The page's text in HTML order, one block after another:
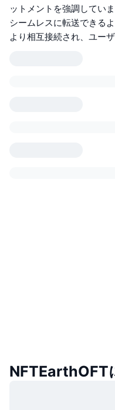
ットメントを強調してい
シームレスに転送できる
より相互接続され、ユー
NFTEarthOFT